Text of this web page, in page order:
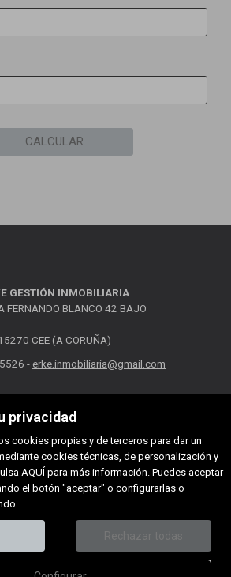
privacidad
cookies propias y de terceros para dar un
cookies técnicas, de personalización y
AQUÍ para más información. Puedes aceptar
el botón "aceptar" o configurarlas o
Rechazar todas
CALCULAR
GESTIÓN INMOBILIARIA
FERNANDO BLANCO 42 BAJO
CEE (A CORUÑA)
- erke.inmobiliaria@gmail.com